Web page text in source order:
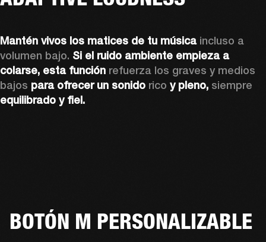
Mantén vivos los matices de tu música incluso a
volumen bajo. Si el ruido ambiente empieza a
colarse, esta función refuerza los graves y medios
bajos para ofrecer un sonido rico y pleno,
equilibrado y fiel.
BOTÓN M PERSONALIZABLE